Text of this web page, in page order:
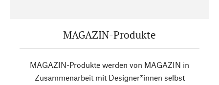
MAGAZIN-Produkte
MAGAZIN-Produkte werden von MAGAZIN in
Zusammenarbeit mit Designer*innen selbst